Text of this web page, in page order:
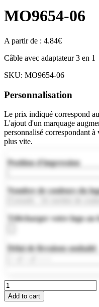
MO9654-06
A partir de : 4.84€
Câble avec adaptateur 3 en 1
SKU: MO9654-06
Personnalisation
Le prix indiqué correspond
L'ajout d'un marquage
personnalisé correspondant
plus vite.
Position d'impression
Nombre de couleurs du
Télécharger votre logo
Délai de livraison souhaité
MO9654-
06
quantity
Add to cart